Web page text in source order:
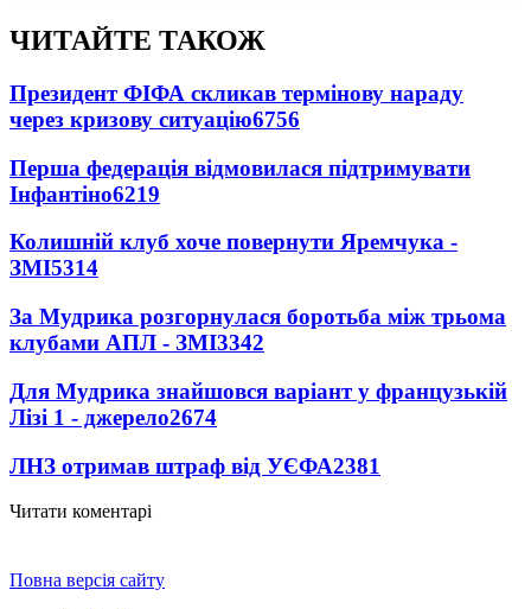
ЧИТАЙТЕ ТАКОЖ
Президент ФІФА скликав термінову нараду
через кризову ситуацію6756
Перша федерація відмовилася підтримувати
Інфантіно6219
Колишній клуб хоче повернути Яремчука -
ЗМІ5314
За Мудрика розгорнулася боротьба між трьома
клубами АПЛ - ЗМІ3342
Для Мудрика знайшовся варіант у французькій
Лізі 1 - джерело2674
ЛНЗ отримав штраф від УЄФА2381
Читати коментарі
Повна версія сайту